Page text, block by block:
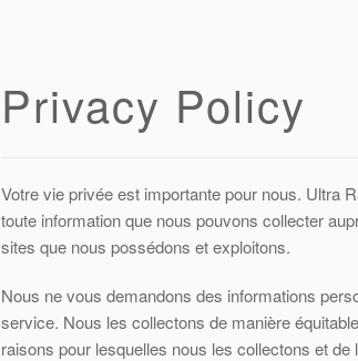
Privacy Policy
Votre vie privée est importante pour nous. Ultra
toute information que nous pouvons collecter
sites que nous possédons et exploitons.
Nous ne vous demandons des informations
service. Nous les collectons de manière
raisons pour lesquelles nous les collectons et de